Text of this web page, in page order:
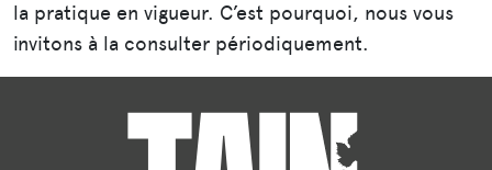
la pratique en vigueur. C’est pourquoi, nous vous
invitons à la consulter périodiquement.